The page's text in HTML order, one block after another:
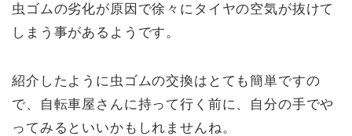
虫ゴムの劣化が原因で徐々にタイヤの空気が抜けて
しまう事があるようです。
紹介したように虫ゴムの交換はとても簡単ですの
で、自転車屋さんに持って行く前に、自分の手でや
ってみるといいかもしれませんね。